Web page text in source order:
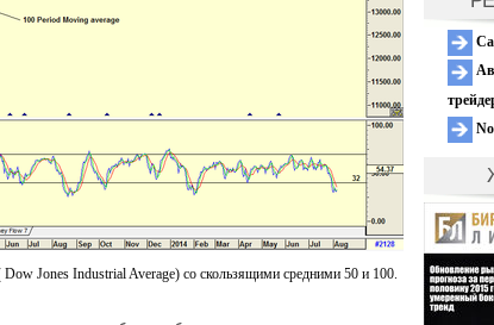
Jones Industrial Average) со скользящими средними 50 и 100.